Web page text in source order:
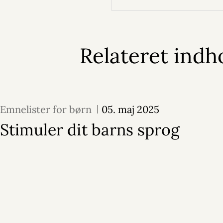
Relateret
Emnelister for børn 05. maj 2025
Stimuler dit barns sprog